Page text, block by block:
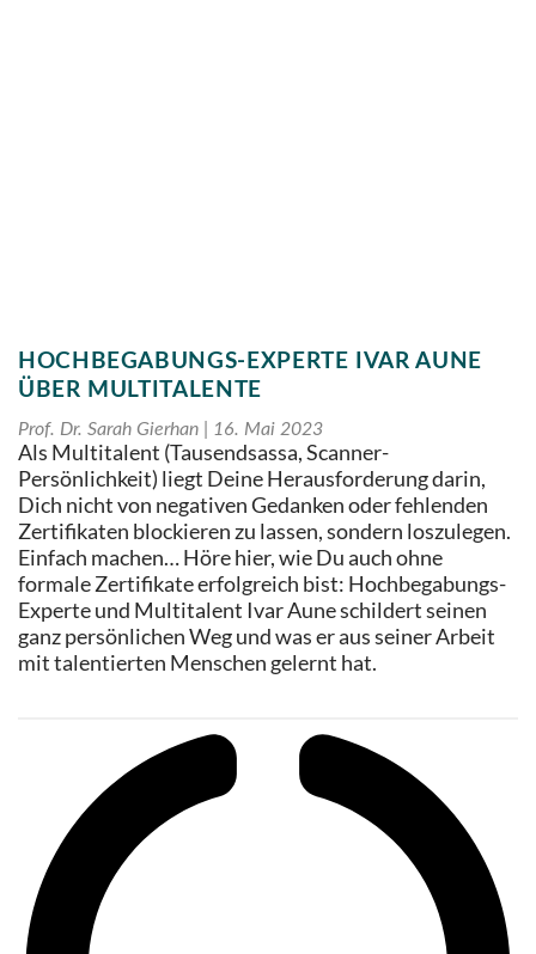
HOCHBEGABUNGS-EXPERTE IVAR AUNE
ÜBER MULTITALENTE
Prof. Dr. Sarah Gierhan 16. Mai 2023
Als Multitalent (Tausendsassa, Scanner-
Persönlichkeit) liegt Deine Herausforderung darin,
Dich nicht von negativen Gedanken oder fehlenden
Zertifikaten blockieren zu lassen, sondern loszulegen.
Einfach machen… Höre hier, wie Du auch ohne
formale Zertifikate erfolgreich bist: Hochbegabungs-
Experte und Multitalent Ivar Aune schildert seinen
ganz persönlichen Weg und was er aus seiner Arbeit
mit talentierten Menschen gelernt hat.